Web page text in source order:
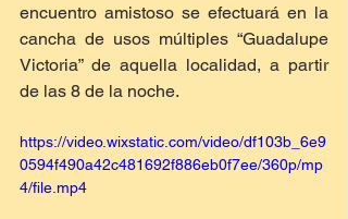
encuentro amistoso se efectuará en la
cancha de usos múltiples “Guadalupe
Victoria” de aquella localidad, a partir
de las 8 de la noche.
https://video.wixstatic.com/video/df103b_6e9
0594f490a42c481692f886eb0f7ee/360p/mp
4/file.mp4